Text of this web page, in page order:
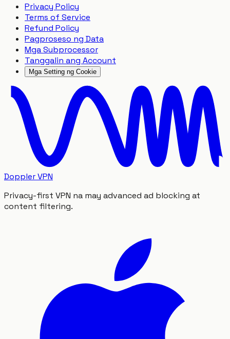
Privacy Policy
Terms of Service
Refund Policy
Pagproseso ng Data
Mga Subprocessor
Tanggalin ang Account
Mga Setting ng Cookie
Doppler VPN
Privacy-first VPN na may advanced ad blocking at
content filtering.